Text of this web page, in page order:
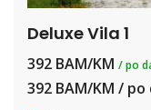
Deluxe Vila 1
392 BAM/KM / po
392 BAM/KM / po